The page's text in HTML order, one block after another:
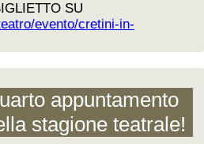
SU
evento/cretini-in-
appuntamento
stagione teatrale!